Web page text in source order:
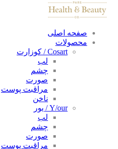
صفحه اصلی
محصولات
Cosart / کوزارت
لب
چشم
صورت
مراقبت پوست
ناخن
Y/our / یور
لب
چشم
صورت
مراقبت پوست